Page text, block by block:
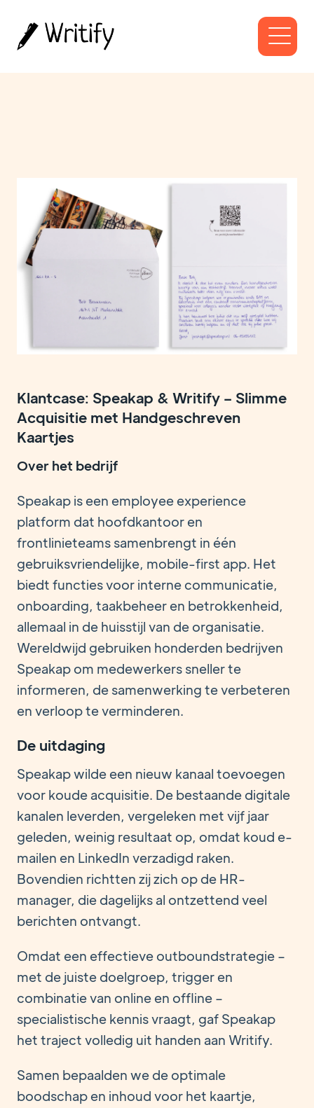
Klantcase: Speakap & Writify – Slimme
Acquisitie met Handgeschreven
Kaartjes
Over het bedrijf
Speakap is een employee experience
platform dat hoofdkantoor en
frontlinieteams samenbrengt in één
gebruiksvriendelijke, mobile-first app. Het
biedt functies voor interne communicatie,
onboarding, taakbeheer en betrokkenheid,
allemaal in de huisstijl van de organisatie.
Wereldwijd gebruiken honderden bedrijven
Speakap om medewerkers sneller te
informeren, de samenwerking te verbeteren
en verloop te verminderen.
De uitdaging
Speakap wilde een nieuw kanaal toevoegen
voor koude acquisitie. De bestaande digitale
kanalen leverden, vergeleken met vijf jaar
geleden, weinig resultaat op, omdat koud e-
mailen en LinkedIn verzadigd raken.
Bovendien richtten zij zich op de HR-
manager, die dagelijks al ontzettend veel
berichten ontvangt.
Omdat een effectieve outboundstrategie –
met de juiste doelgroep, trigger en
combinatie van online en offline –
specialistische kennis vraagt, gaf Speakap
het traject volledig uit handen aan Writify.
Samen bepaalden we de optimale
boodschap en inhoud voor het kaartje,